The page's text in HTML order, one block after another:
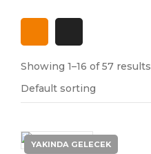
Showing 1–16 of 57 results
Default sorting
YAKINDA GELECEK